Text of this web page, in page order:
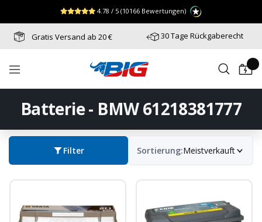
Zum Menü springen
Fußzeile springen
Barrierefreiheits-Widget öffnen
Inhalt
4.78 / 5 (10166 Bewertungen)
Gratis Versand ab 20 € 30 Tage Rückgaberecht
Navigation
Batterie-
Batterie - BMW 61218381777
Filter Sortierung:Meistverkauft